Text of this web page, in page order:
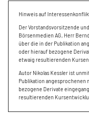
Hinweis auf
Der Vorstandsvorsitzende
Börsenmedien AG, Herr
über die in der Publikation
oder hierauf bezogene
etwaig resultierenden
Autor Nikolas Kessler ist
Publikation
bezogene Derivate
resultierenden